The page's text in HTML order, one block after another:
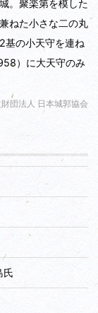
。聚楽第を模した
ねた小さな二の丸
基の小天守を連ね
）に大天守のみ
団法人 日本城郭協会
氏